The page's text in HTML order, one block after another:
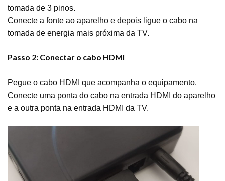
tomada de 3 pinos.
Conecte a fonte ao aparelho e depois ligue o cabo na
tomada de energia mais próxima da TV.
Passo 2: Conectar o cabo HDMI
Pegue o cabo HDMI que acompanha o equipamento.
Conecte uma ponta do cabo na entrada HDMI do aparelho
e a outra ponta na entrada HDMI da TV.